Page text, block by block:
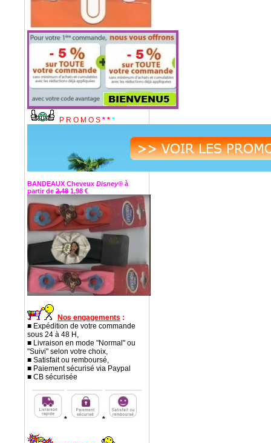
P R O M O S * * *
BANDEAUX Cheveux Disney® à
partir de 2,48 1,98 €
Nos engagements :
■ Expédition de votre commande
sous 24 à 48 H,
■ Livraison en mode "Normal" ou
"Suivi" selon votre choix,
■ Satisfait ou remboursé,
■ Paiement sécurisé via Paypal
■ CB sécurisée
* *